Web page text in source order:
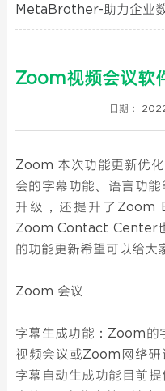
MetaBrother-助力企业
日期：
Zoom 本次功能更新优
会的字幕功能、语言功
升级，还提升了Zoom
Zoom Contact Center
的功能更新希望可以给大
Zoom 会议
字幕生成功能：Zoom的
视频会议或Zoom网络研
字幕自动生成功能目前